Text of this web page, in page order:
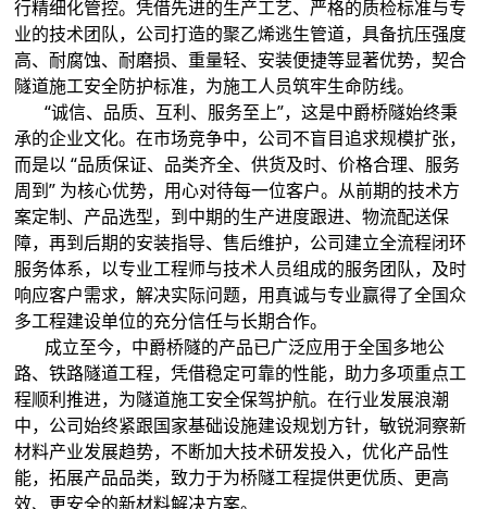
行精细化管控。凭借先进的生产工艺、严格的质检标准与专
业的技术团队，公司打造的聚乙烯逃生管道，具备抗压强度
高、耐腐蚀、耐磨损、重量轻、安装便捷等显著优势，契合
隧道施工安全防护标准，为施工人员筑牢生命防线。
“诚信、品质、互利、服务至上”，这是中爵桥隧始终秉
承的企业文化。在市场竞争中，公司不盲目追求规模扩张，
而是以 “品质保证、品类齐全、供货及时、价格合理、服务
周到” 为核心优势，用心对待每一位客户。从前期的技术方
案定制、产品选型，到中期的生产进度跟进、物流配送保
障，再到后期的安装指导、售后维护，公司建立全流程闭环
服务体系，以专业工程师与技术人员组成的服务团队，及时
响应客户需求，解决实际问题，用真诚与专业赢得了全国众
多工程建设单位的充分信任与长期合作。
成立至今，中爵桥隧的产品已广泛应用于全国多地公
路、铁路隧道工程，凭借稳定可靠的性能，助力多项重点工
程顺利推进，为隧道施工安全保驾护航。在行业发展浪潮
中，公司始终紧跟国家基础设施建设规划方针，敏锐洞察新
材料产业发展趋势，不断加大技术研发投入，优化产品性
能，拓展产品品类，致力于为桥隧工程提供更优质、更高
效、更安全的新材料解决方案。